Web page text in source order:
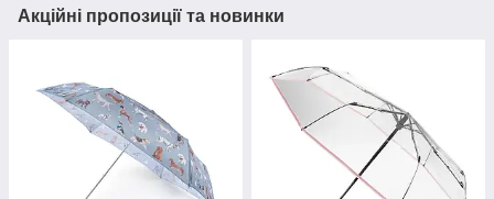
Акційні пропозиції та новинки